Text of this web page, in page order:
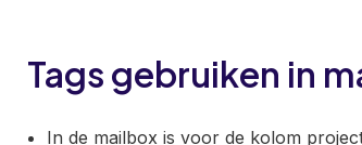
Tags gebruiken in
In de mailbox is voor de kolom